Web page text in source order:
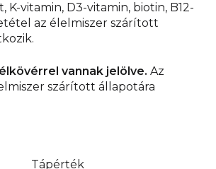
K-vitamin, D3-vitamin, biotin, B12-
az élelmiszer szárított
vannak jelölve. Az
szárított állapotára
Tápérték